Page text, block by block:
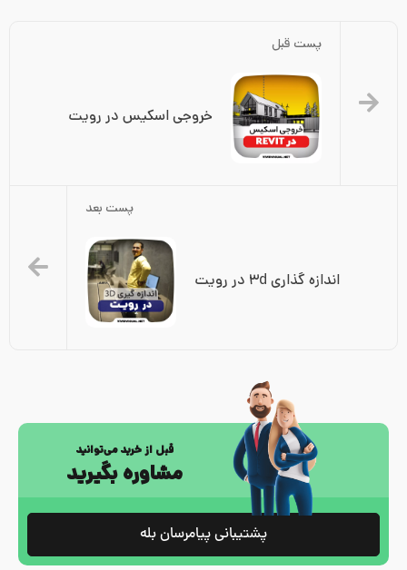
پست قبل
خروجی اسکیس در رویت
پست بعد
اندازه گذاری ۳d در رویت
قبل از خرید می‌توانید
مشاوره بگیرید
پشتیبانی پیامرسان بله